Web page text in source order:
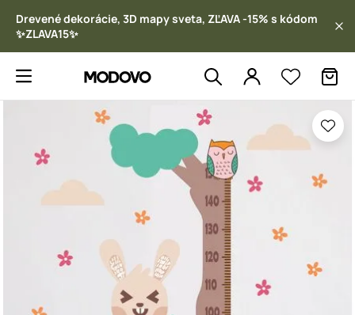
Drevené dekorácie, 3D mapy sveta, ZĽAVA -15% s kódom
✨ZLAVA15✨